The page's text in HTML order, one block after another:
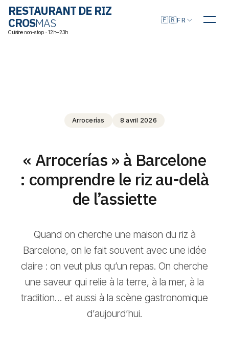
RESTAURANT DE RIZ
CROSMAS
Cuisine non-stop · 12h–23h
Choisir la langue
🇫🇷FR
Arrocerías 8 avril 2026
« Arrocerías » à Barcelone
: comprendre le riz au-delà
de l’assiette
Quand on cherche une maison du riz à
Barcelone, on le fait souvent avec une idée
claire : on veut plus qu’un repas. On cherche
une saveur qui relie à la terre, à la mer, à la
tradition… et aussi à la scène gastronomique
d’aujourd’hui.